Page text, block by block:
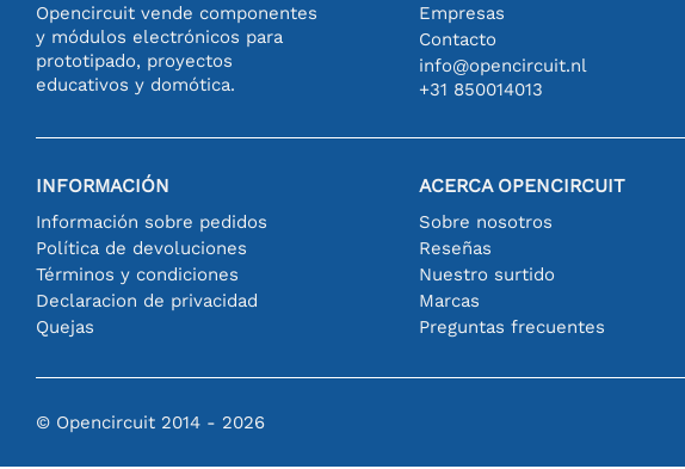
Opencircuit vende componentes
y módulos electrónicos para
prototipado, proyectos
educativos y domótica.
Empresas
Contacto
info@opencircuit.nl
+31 850014013
INFORMACIÓN
Información sobre pedidos
Política de devoluciones
Términos y condiciones
Declaracion de privacidad
Quejas
ACERCA OPENCIRCUIT
Sobre nosotros
Reseñas
Nuestro surtido
Marcas
Preguntas frecuentes
© Opencircuit 2014 - 2026